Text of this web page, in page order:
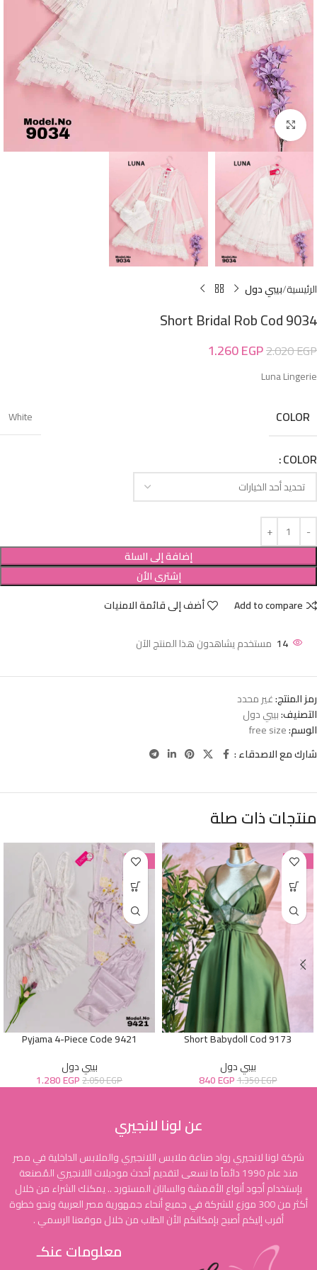
Click to enlarge
الرئيسية بيبي دول
Short Bridal Rob Cod 9034
2.020EGP
1.260EGP
Luna Lingerie
COLOR
White
COLOR
إضافة إلى السلة
إشترى الأن
Add to compare
أضف إلى قائمة الامنيات
14 مستخدم يشاهدون هذا المنتج الآن
رمز المنتج:غير محدد
التصنيف:بيبي دول
الوسم:free size
شارك مع الاصدقاء :
منتجات ذات صلة
-38%
Short Babydoll Cod 9173
بيبي دول
1.350EGP
840EGP
-38%
Pyjama 4-Piece Code 9421
بيبي دول
2.050EGP
1.280EGP
عن لونا لانجيري
شركة لونا لانجيري رواد صناعة ملابس اللانجيري والملابس الداخلية في مصر
منذ عام 1990 دائماً ما نسعى لتقديم أحدث موديلات اللانجيري المُصنعة
بإستخدام أجود أنواع الأقمشة والساتان المستورد .. يمكنك الشراء من خلال
أكثر من 300 موزع للشركة في جميع أنحاء جمهورية مصر العربية ونحو خطوة
أقرب إليكم أصبح بإمكانكم الأن الطلب من خلال موقعنا الرسمي .
معلومات عنكـ